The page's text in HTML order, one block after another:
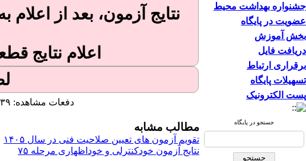
جشنواره بهداشت محیط
عضویت در پایگاه
بخش آموزش
دریافت فایل
برقراری ارتباط
تسهیلات پایگاه
پست الکترونیک
جستجو در پایگاه
نتایج آزمون، بعد از
اعلام نتایج
دفعات مشاهده: ۶۳۹ بار |
مطالب مشابه
تقویم آزمون های تعیین صلاحیت فنی در سال ۱۴۰۵
نتایج آزمون خودکنترلی و خوداظهاری مرحله ۷۵